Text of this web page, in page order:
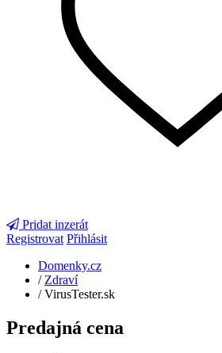
Pridat inzerát
Registrovat Přihlásit
Domenky.cz
/ Zdraví
/VirusTester.sk
Predajná cena